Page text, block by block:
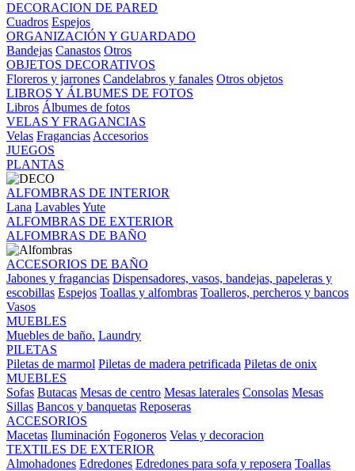
DECORACION DE PARED
Cuadros Espejos
ORGANIZACIÓN Y GUARDADO
Bandejas Canastos Otros
OBJETOS DECORATIVOS
Floreros y jarrones Candelabros y fanales Otros objetos
LIBROS Y ÁLBUMES DE FOTOS
Libros Álbumes de fotos
VELAS Y FRAGANCIAS
Velas Fragancias Accesorios
JUEGOS
PLANTAS
ALFOMBRAS DE INTERIOR
Lana LavablesYute
ALFOMBRAS DE EXTERIOR
ALFOMBRAS DE BAÑO
ACCESORIOS DE BAÑO
Jabones y fragancias Dispensadores, vasos, bandejas, papeleras y
escobillas Espejos Toallas y alfombras Toalleros, percheros y bancos
Vasos
MUEBLES
Muebles de baño. Laundry
PILETAS
Piletas de marmol Piletas de madera petrificada Piletas de onix
MUEBLES
Sofas Butacas Mesas de centro Mesas laterales Consolas Mesas
Sillas Bancos y banquetas Reposeras
ACCESORIOS
Macetas Iluminación Fogoneros Velas y decoracion
TEXTILES DE EXTERIOR
Almohadones Edredones Edredones para sofa y reposera Toallas